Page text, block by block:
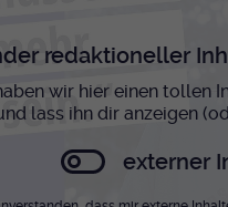
redaktioneller
wir hier einen tollen
lass ihn dir anzeigen
externer